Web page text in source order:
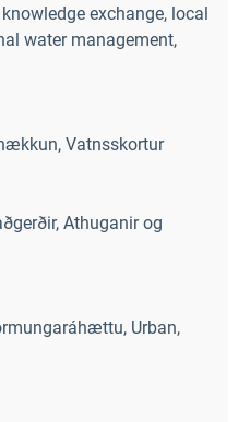
exchange, local
water management,
Vatnsskortur
Athuganir og
Urban,